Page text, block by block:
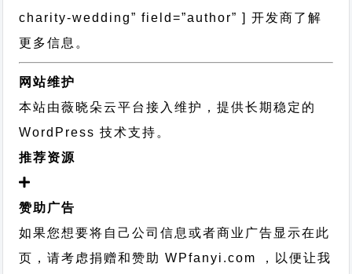
charity-wedding” field=”author” ] 开发商了解
更多信息。
网站维护
本站由薇晓朵云平台接入维护，提供长期稳定的
WordPress 技术支持 。
推荐资源
赞助广告
如果您想要将自己公司信息或者商业广告显示在此
页，请考虑捐赠和赞助 WPfanyi.com ，以便让我